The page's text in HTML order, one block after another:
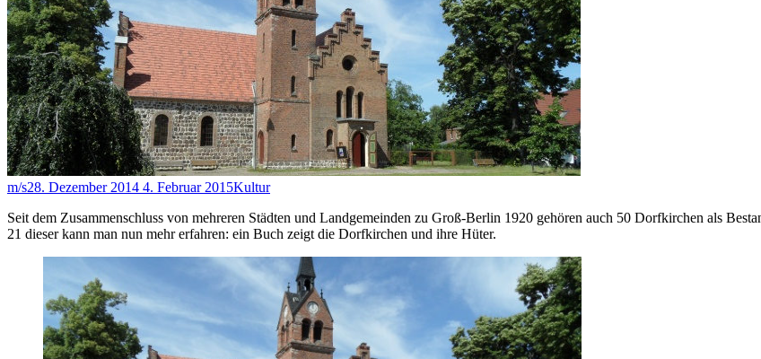
m/s28. Dezember 2014 4. Februar 2015Kultur
Seit dem Zusammenschluss von mehreren Städten und Landgemeinden zu Groß-Berlin 1920 gehören auch 50 Dorfkirchen als
21 dieser kann man nun mehr erfahren: ein Buch zeigt die Dorfkirchen und ihre Hüter.